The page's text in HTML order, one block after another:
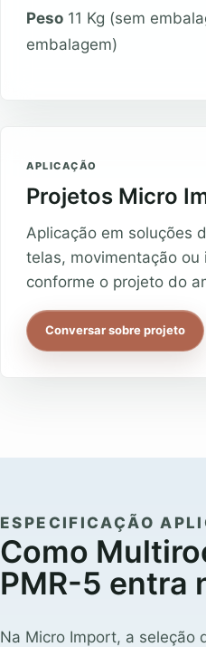
Peso 11 Kg (sem
embalagem)
APLICAÇÃO
Projetos Micro
Aplicação em soluções
telas, movimentação ou
conforme o projeto do
Conversar sobre projeto
ESPECIFICAÇÃO
Como
PMR-5 entra
Na Micro Import, a seleção